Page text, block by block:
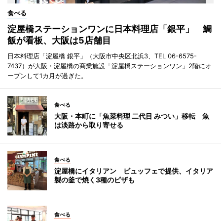
食べる
淀屋橋ステーションワンに日本料理店「銀平」 鯛
飯が看板、大阪は5店舗目
日本料理店「淀屋橋 銀平」（大阪市中央区北浜3、TEL 06-6575-
7437）が大阪・淀屋橋の商業施設「淀屋橋ステーションワン」2階にオ
ープンして1カ月が過ぎた。
食べる
大阪・本町に「魚菜料理 二代目 みつい」移転 魚
は淡路から取り寄せる
食べる
淀屋橋にイタリアン ビュッフェで提供、イタリア
製の釜で焼く3種のピザも
食べる